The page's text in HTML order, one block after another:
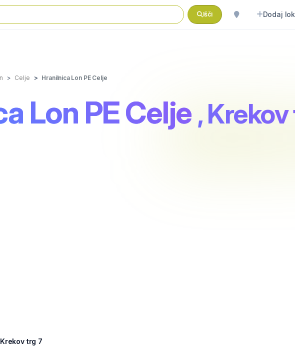
Išči Dodaj
Celje Hranilnica Lon PE Celje
Lon PE Celje ,
Krekov trg 7